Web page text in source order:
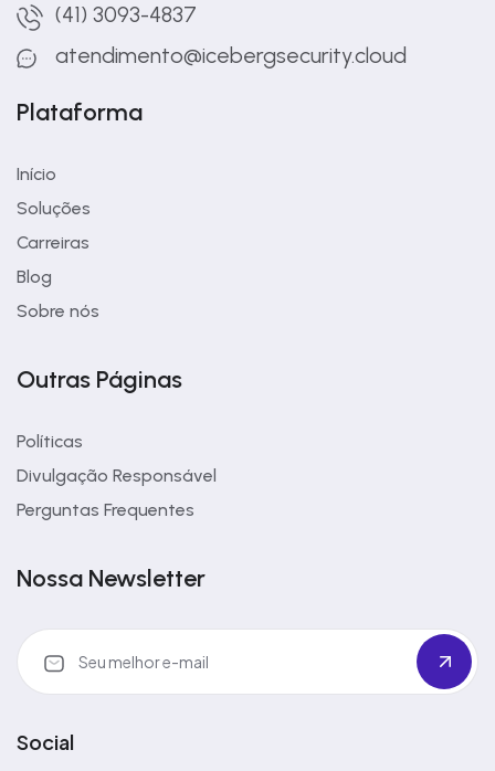
(41) 3093-4837
atendimento@icebergsecurity.cloud
Plataforma
Início
Soluções
Carreiras
Blog
Sobre nós
Outras Páginas
Políticas
Divulgação Responsável
Perguntas Frequentes
Nossa Newsletter
Social